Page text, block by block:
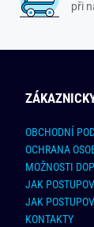
při
OBCHODNÍ
OCHRANA
MOŽNOSTI
JAK
JAK
KONTAKTY